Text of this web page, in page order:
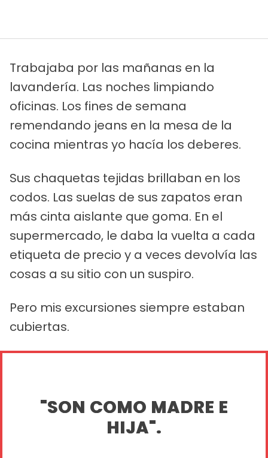
Trabajaba por las mañanas en la
lavandería. Las noches limpiando
oficinas. Los fines de semana
remendando jeans en la mesa de la
cocina mientras yo hacía los deberes.
Sus chaquetas tejidas brillaban en los
codos. Las suelas de sus zapatos eran
más cinta aislante que goma. En el
supermercado, le daba la vuelta a cada
etiqueta de precio y a veces devolvía las
cosas a su sitio con un suspiro.
Pero mis excursiones siempre estaban
cubiertas.
"SON COMO MADRE E
HIJA".